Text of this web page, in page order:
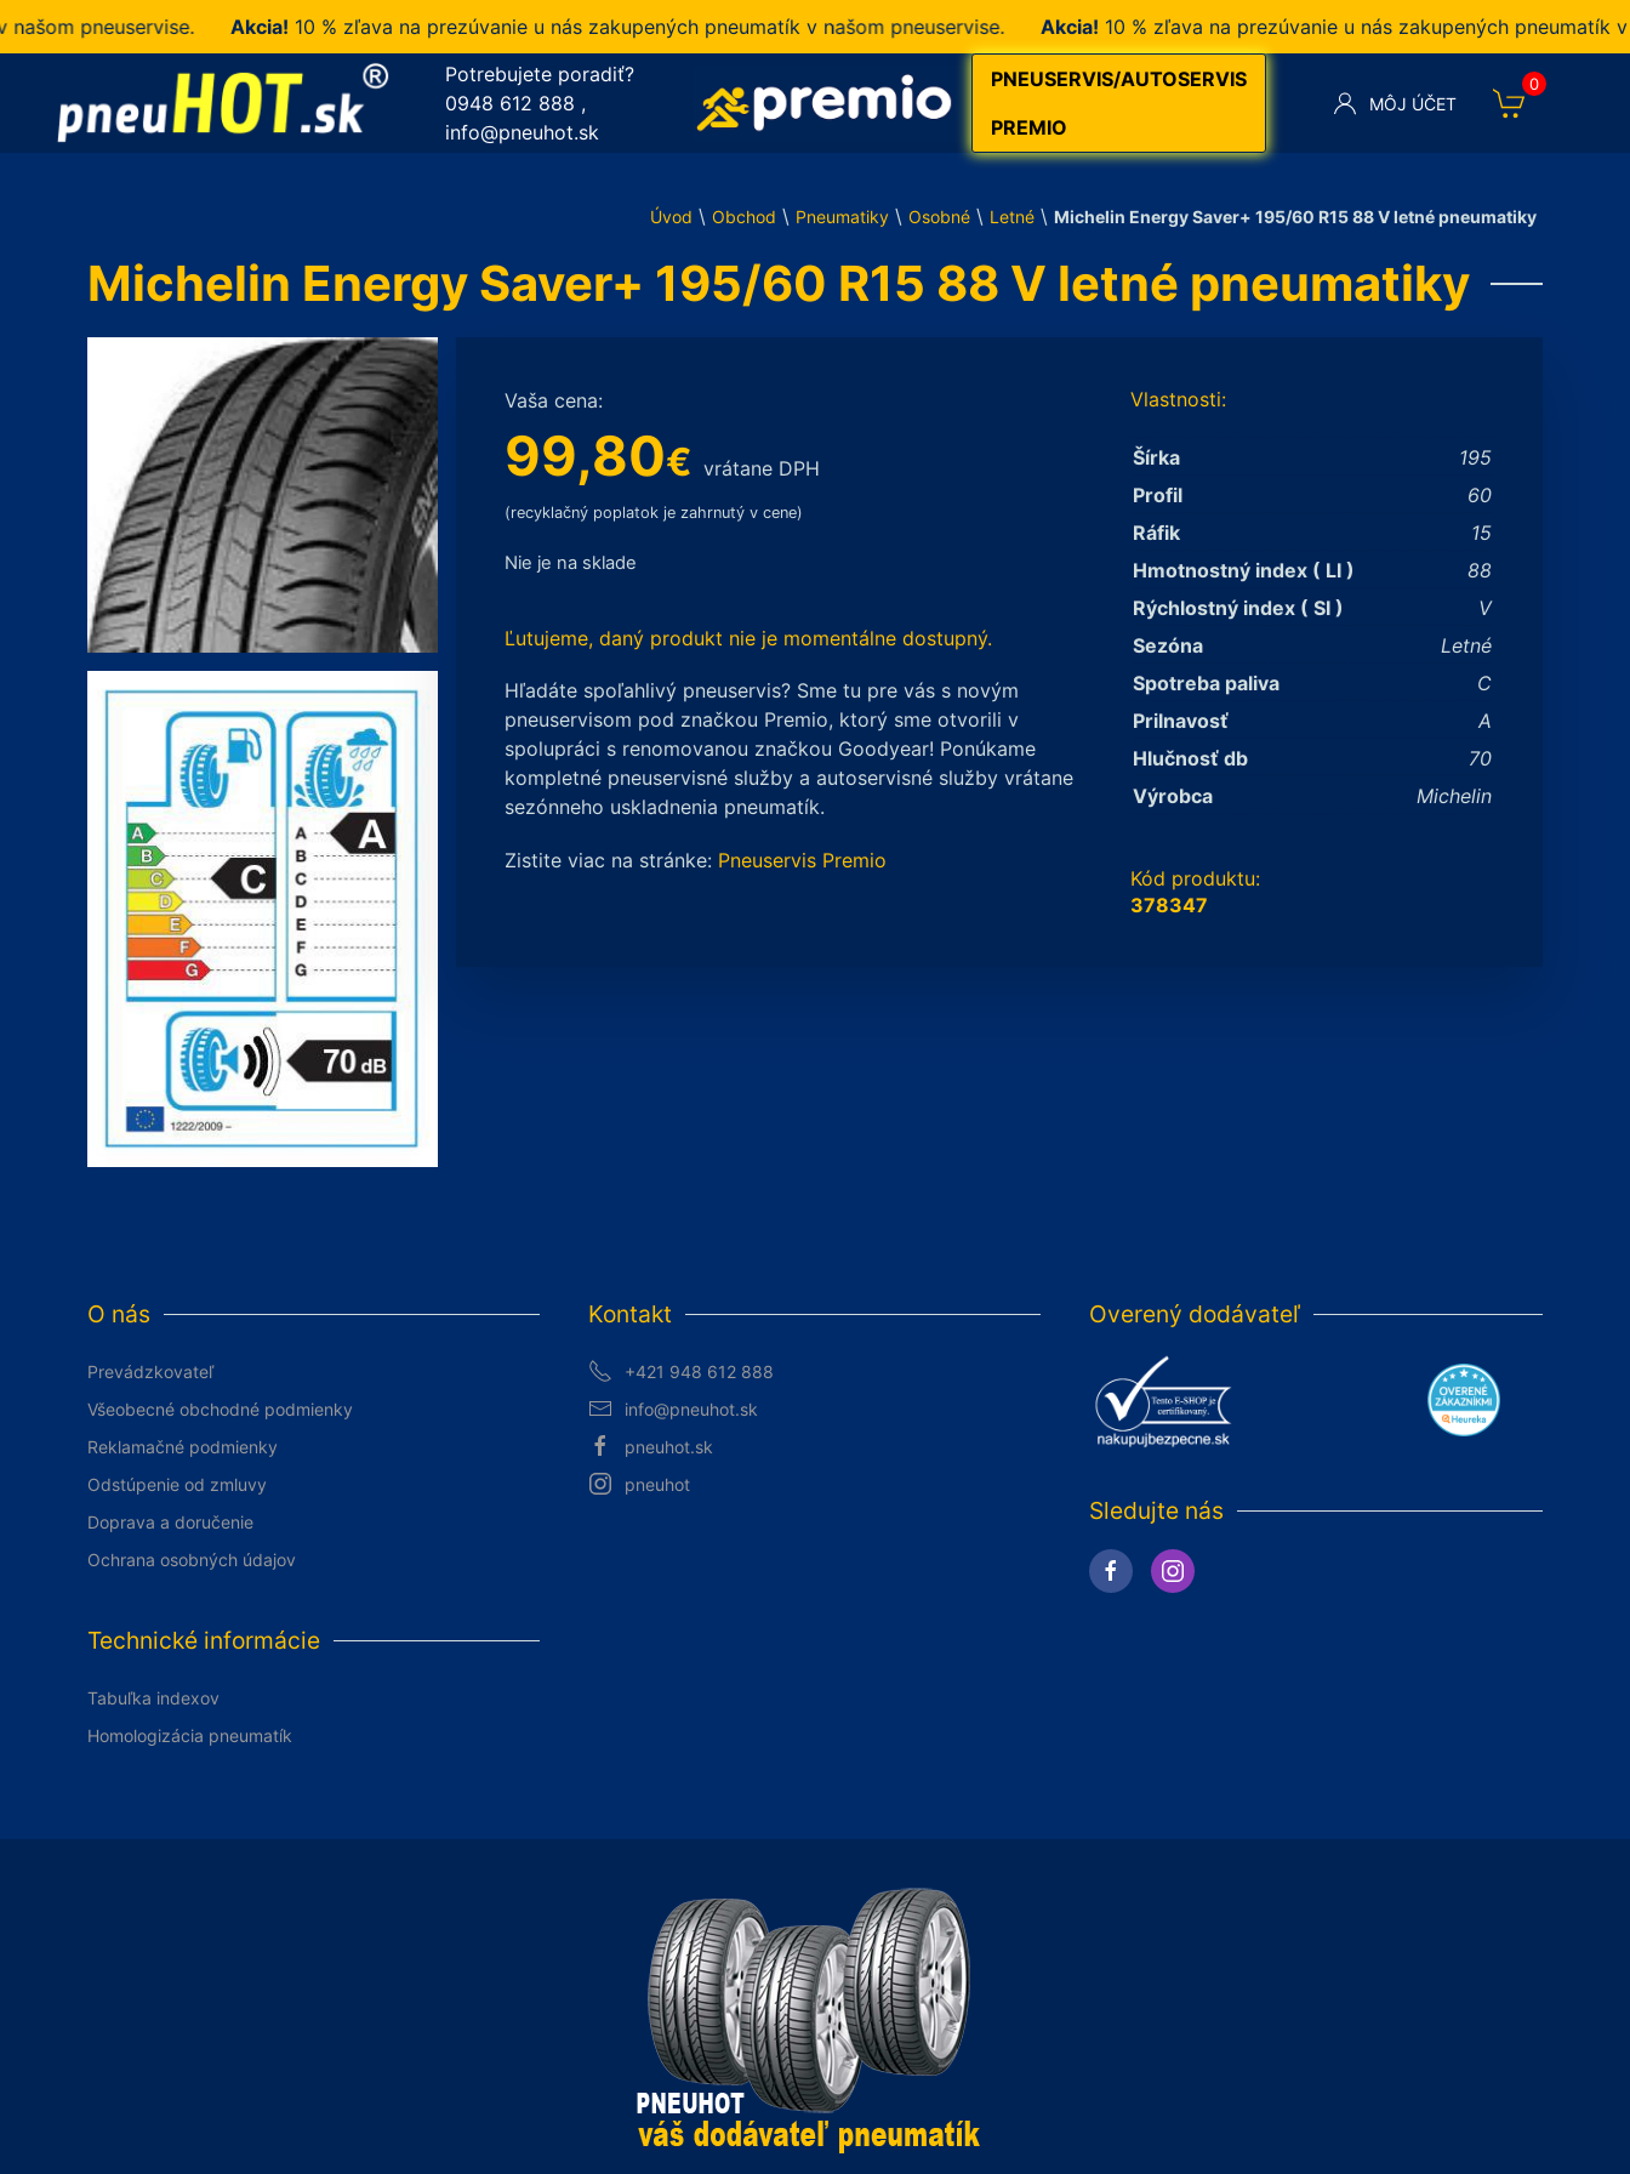
pneuservise. Akcia!10 % zľava na prezúvanie u nás zakupených pneumatík v našom pneuservise. Akcia!10 % zľava na prezúvanie u nás zakupených pneumatík v
Potrebujete poradiť?
0948 612 888 ,
info@pneuhot.sk
PNEUSERVIS/AUTOSERVIS
PREMIO
MÔJ ÚČET
0
Úvod \ Obchod \ Pneumatiky \ Osobné \ Letné \ Michelin Energy Saver+ 195/60 R15 88 V letné pneumatiky
Michelin Energy Saver+ 195/60 R15 88 V letné pneumatiky
Vaša cena:
99,80€ vrátane DPH
(recyklačný poplatok je zahrnutý v cene)
Nie je na sklade
Ľutujeme, daný produkt nie je momentálne dostupný.
Hľadáte spoľahlivý pneuservis? Sme tu pre vás s novým
pneuservisom pod značkou Premio, ktorý sme otvorili v
spolupráci s renomovanou značkou Goodyear! Ponúkame
kompletné pneuservisné služby a autoservisné služby vrátane
sezónneho uskladnenia pneumatík.
Zistite viac na stránke: Pneuservis Premio
Vlastnosti:
Šírka
195
Profil
60
Ráfik
15
Hmotnostný index ( LI )
88
Rýchlostný index ( SI )
V
Sezóna
Letné
Spotreba paliva
C
Prilnavosť
A
Hlučnosť db
70
Výrobca
Michelin
Kód produktu:
378347
O nás
Prevádzkovateľ
Všeobecné obchodné podmienky
Reklamačné podmienky
Odstúpenie od zmluvy
Doprava a doručenie
Ochrana osobných údajov
Technické informácie
Tabuľka indexov
Homologizácia pneumatík
Kontakt
+421 948 612 888
info@pneuhot.sk
pneuhot.sk
pneuhot
Overený dodávateľ
Sledujte nás